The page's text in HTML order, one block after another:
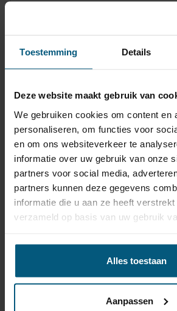
Toestemming Details
Deze website maakt gebruik van
We gebruiken cookies om content en
personaliseren, om functies voor
en om ons websiteverkeer te
informatie over uw gebruik van onze
partners voor social media,
partners kunnen deze gegevens
informatie die u aan ze heeft
verzameld op basis van uw gebruik
Alles toestaan
Aanpassen
Klantbeoordeling
Trekhaak specificatie
Artikelnummer
STV-308
Trekhaak systeem
Vast
Uitvoering
Kogel is
twee
90 kg
Europees keurmerk
Ja
Ja